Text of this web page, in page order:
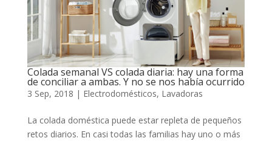
Colada semanal VS colada diaria: hay una forma
de conciliar a ambas. Y no se nos había ocurrido
3 Sep, 2018 | Electrodomésticos, Lavadoras
La colada doméstica puede estar repleta de pequeños
retos diarios. En casi todas las familias hay uno o más